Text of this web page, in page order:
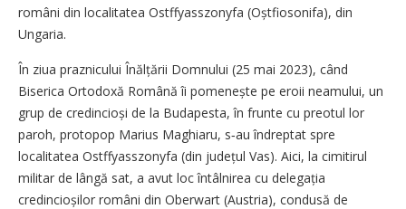
români din localitatea Ostffyasszonyfa (Oștfiosonifa), din
Ungaria.
În ziua praznicului Înălțării Domnului (25 mai 2023), când
Biserica Ortodoxă Română îi pomenește pe eroii neamului, un
grup de credincioși de la Budapesta, în frunte cu preotul lor
paroh, protopop Marius Maghiaru, s‑au îndreptat spre
localitatea Ostffyasszonyfa (din județul Vas). Aici, la cimitirul
militar de lângă sat, a avut loc întâlnirea cu delegația
credincioșilor români din Oberwart (Austria), condusă de